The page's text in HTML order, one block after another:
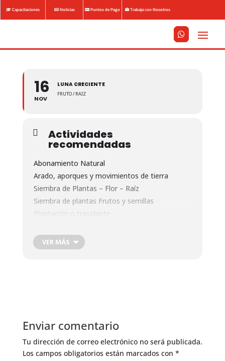
Capacitaciones Noticias Puntos de Pago Trabaja con Nosotros



16
NOV
LUNA CRECIENTE
FRUTO / RAIZ
Actividades
recomendadas
Abonamiento Natural
Arado, aporques y movimientos de tierra
Siembra de Plantas – Flor – Raíz
Siembra de plantas Frutos y semillas
Plantación o trasplante
Cosecha de hojas, flores y frutos
Cosecha Plantas Medicinales
Riego General
VER MÁS
Enviar comentario
Tu dirección de correo electrónico no será publicada.
Los campos obligatorios están marcados con *